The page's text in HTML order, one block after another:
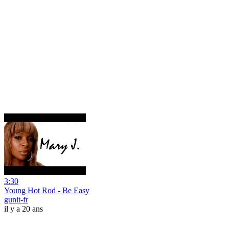
3:30
Young Hot Rod - Be Easy
gunit-fr
il y a 20 ans